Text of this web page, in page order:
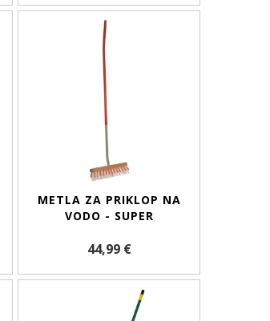
METLA ZA PRIKLOP NA
VODO - SUPER
44,99 €